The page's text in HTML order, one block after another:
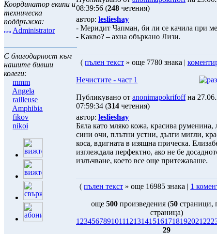
Координатор екипи и
техническа
поддръжка:
Administrator
С благодарност към
нашите бивши
колеги:
mmm
Angela
railleuse
Amphibia
fikov
nikoi
08:39:56 (248 четения)
автор: leslieshay
- Меридит Чапман, би ли се качила при
- Какво? – ахна объркано Лизи.
( пълен текст » още 7780 знака |
Нечистите - част 1
Публикувано от anonimapokrifoffна
07:59:34 (314 четения)
автор: leslieshay
Бяла като мляко кожа, красива руменина,
сини очи, плътни устни, дълги мигли,
коса, вдигната в изящна прическа.
изглеждала перфектно, ако не бе
излъчване, което все още притежаваше.
( пълен текст » още 16985 знака | 1
още 500произведения (50страници,
страница)
1 23456789101112131415161718192021 22
29